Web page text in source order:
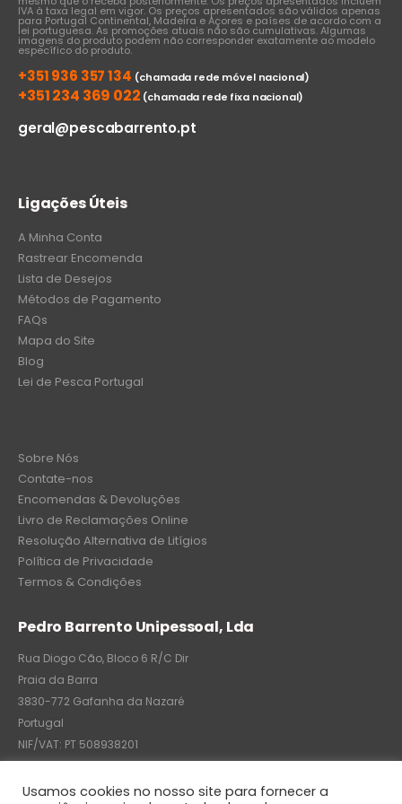
IVA à taxa legal em vigor. Os preços apresentados são válidos apenas
para Portugal Continental, Madeira e Açores e países de acordo com a
lei portuguesa. As promoções atuais não são cumulativas. Algumas
imagens do produto podem não corresponder exatamente ao modelo
específico do produto.
+351 936 357 134 (chamada rede móvel nacional)
+351 234 369 022 (chamada rede fixa nacional)
geral@pescabarrento.pt
Ligações Úteis
A Minha Conta
Rastrear Encomenda
Lista de Desejos
Métodos de Pagamento
FAQs
Mapa do Site
Blog
Lei de Pesca Portugal
Sobre Nós
Contate-nos
Encomendas & Devoluções
Livro de Reclamações Online
Resolução Alternativa de Litígios
Política de Privacidade
Termos & Condições
Pedro Barrento Unipessoal, Lda
Rua Diogo Cão, Bloco 6 R/C Dir
Praia da Barra
3830-772 Gafanha da Nazaré
Portugal
NIF/VAT: PT 508938201
C.R.C.: 7004-8522-6075
Usamos cookies no nosso site para fornecer a